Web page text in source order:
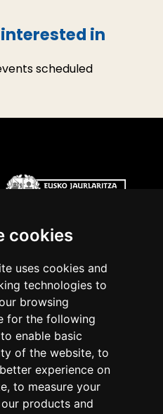
cookies
uses cookies and
technologies to
browsing
for the following
to enable basic
of the website, to
experience on
, to measure your
products and
in
scheduled
Bilbao